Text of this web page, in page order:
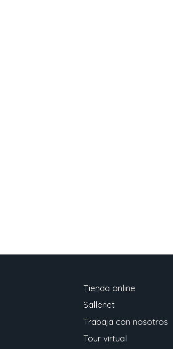
Tienda online
Sallenet
Trabaja con nosotros
Tour virtual